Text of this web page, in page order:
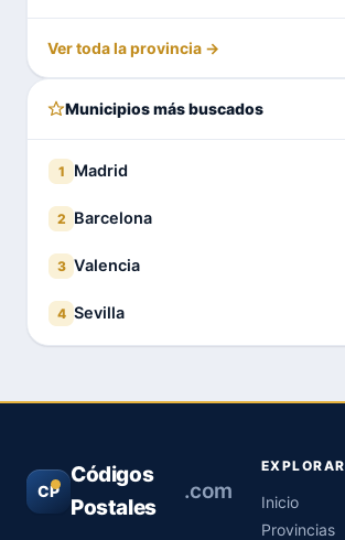
Ver toda la provincia →
Municipios más buscados
1 Madrid
2 Barcelona
3 Valencia
4 Sevilla
CP
Códigos
Postales
.com
EXPLORAR
Inicio
Provincias